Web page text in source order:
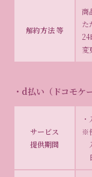
解約方法 等
商
た
24
変
・d払い（ドコモケ
サービス
提供期間
※